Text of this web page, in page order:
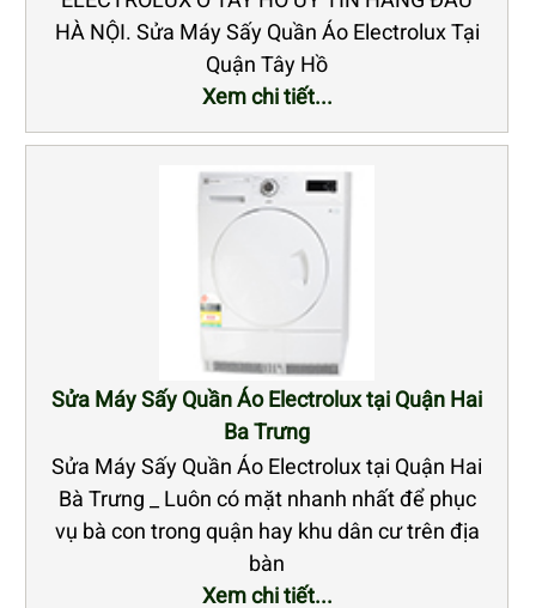
HÀ NỘI. Sửa Máy Sấy Quần Áo Electrolux Tại
Quận Tây Hồ
Xem chi tiết...
Sửa Máy Sấy Quần Áo Electrolux tại Quận Hai
Ba Trưng
Sửa Máy Sấy Quần Áo Electrolux tại Quận Hai
Bà Trưng _ Luôn có mặt nhanh nhất để phục
vụ bà con trong quận hay khu dân cư trên địa
bàn
Xem chi tiết...